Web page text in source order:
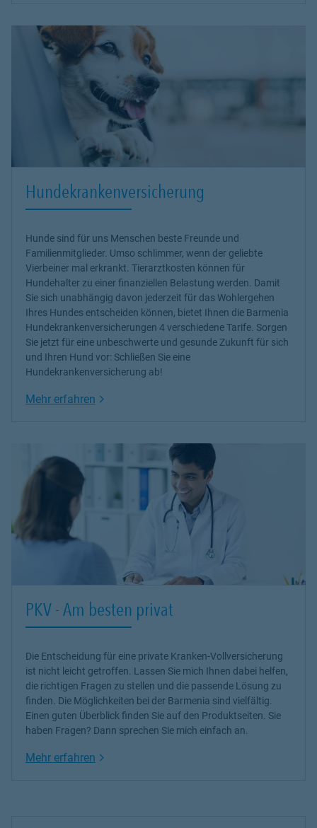
Hundekrankenversicherung
Hunde sind für uns Menschen beste Freunde und
Familienmitglieder. Umso schlimmer, wenn der geliebte
Vierbeiner mal erkrankt. Tierarztkosten können für
Hundehalter zu einer finanziellen Belastung werden . Damit
Sie sich unabhängig davon jederzeit für das Wohlergehen
Ihres Hundes entscheiden können, bietet Ihnen die Barmenia
Hundekrankenversicherungen 4 verschiedene Tarife. Sorgen
Sie jetzt für eine unbeschwerte und gesunde Zukunft für sich
und Ihren Hund vor: Schließen Sie eine
Hundekrankenversicherung ab!
Mehr erfahren Link Opens in New Tab
PKV - Am besten privat
Die Entscheidung für eine private Kranken-Vollversicherung
ist nicht leicht getroffen. Lassen Sie mich Ihnen dabei helfen,
die richtigen Fragen zu stellen und die passende Lösung zu
finden. Die Möglichkeiten bei der Barmenia sind vielfältig.
Einen guten Überblick finden Sie auf den Produktseiten. Sie
haben Fragen? Dann sprechen Sie mich einfach an.
Mehr erfahren Link Opens in New Tab